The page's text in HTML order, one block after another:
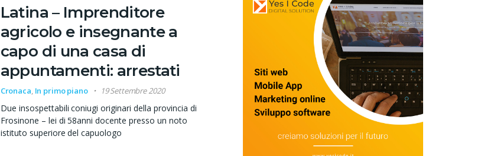
Latina – Imprenditore
agricolo e insegnante a
capo di una casa di
appuntamenti: arrestati
Cronaca, In primo piano 19 Settembre 2020
Due insospettabili coniugi originari della provincia di
Frosinone – lei di 58anni docente presso un noto
istituto superiore del capuologo